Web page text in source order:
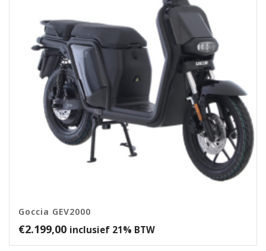
Goccia GEV2000
€2.199,00 inclusief 21% BTW